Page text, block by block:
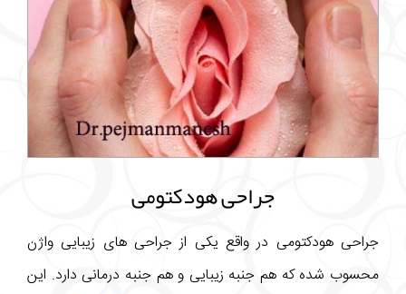
جراحی هودکتومی
جراحی هودکتومی در واقع یکی از جراحی های زیبایی واژن
محسوب شده که هم جنبه زیبایی و هم جنبه درمانی دارد. این